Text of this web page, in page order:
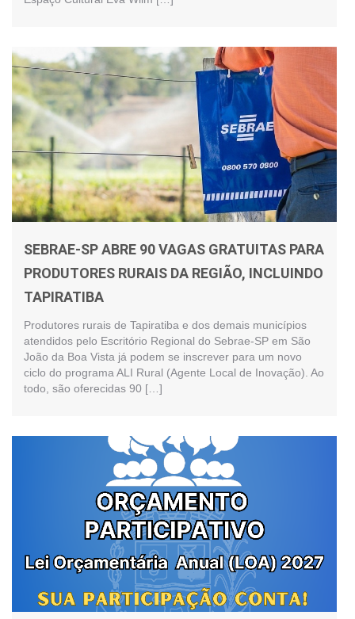
SEBRAE-SP ABRE 90 VAGAS GRATUITAS PARA
PRODUTORES RURAIS DA REGIÃO, INCLUINDO
TAPIRATIBA
Produtores rurais de Tapiratiba e dos demais municípios
atendidos pelo Escritório Regional do Sebrae-SP em São
João da Boa Vista já podem se inscrever para um novo
ciclo do programa ALI Rural (Agente Local de Inovação). Ao
todo, são oferecidas 90 […]